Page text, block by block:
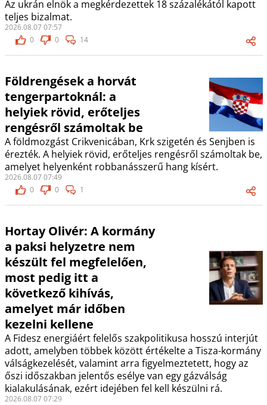
Az ukrán elnök a megkérdezettek 18 százalékától kapott
teljes bizalmat.
2026.08.07 07:57
0
0 14
Földrengések a horvát
tengerpartoknál: a
helyiek rövid, erőteljes
rengésről számoltak be
A földmozgást Crikvenicában, Krk szigetén és Senjben is
érezték. A helyiek rövid, erőteljes rengésről számoltak be,
amelyet helyenként robbanásszerű hang kísért.
2026.08.07 07:49
0
0 1
Hortay Olivér: A kormány
a paksi helyzetre nem
készült fel megfelelően,
most pedig itt a
következő kihívás,
amelyet már időben
kezelni kellene
A Fidesz energiáért felelős szakpolitikusa hosszú interjút
adott, amelyben többek között értékelte a Tisza-kormány
válságkezelését, valamint arra figyelmeztetett, hogy az
őszi időszakban jelentős esélye van egy gázválság
kialakulásának, ezért idejében fel kell készülni rá.
2026.08.07 07:29